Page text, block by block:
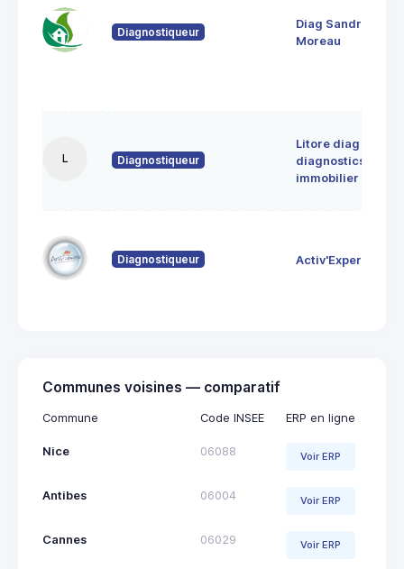
Diagnostiqueur
Diag Sandrine
Moreau
L Diagnostiqueur
Litore diag
diagnostics
immobilier
Diagnostiqueur Activ'Expertise
Communes voisines — comparatif
Commune Code INSEE ERP en ligne
Nice 06088 Voir ERP
Antibes 06004 Voir ERP
Cannes 06029 Voir ERP